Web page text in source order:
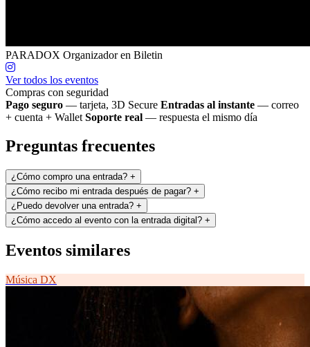
PARADOX Organizador en Biletin
Ver todos los eventos
Compras con seguridad
Pago seguro — tarjeta, 3D Secure Entradas al instante — correo
+ cuenta + Wallet Soporte real — respuesta el mismo día
Preguntas frecuentes
¿Cómo compro una entrada? +
¿Cómo recibo mi entrada después de pagar? +
¿Puedo devolver una entrada? +
¿Cómo accedo al evento con la entrada digital? +
Eventos similares
Música DX